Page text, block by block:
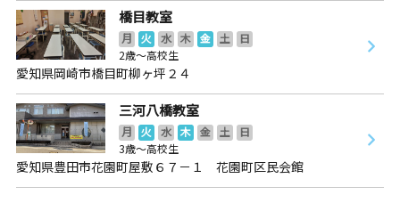
橋目教室
月 火 水 木 金 土
日
2歳～高校生
愛知県岡崎市橋目町柳ヶ坪２４
三河八橋教室
月 火 水 木 金 土
日
3歳～高校生
愛知県豊田市花園町屋敷６７－１ 花園町区民会館